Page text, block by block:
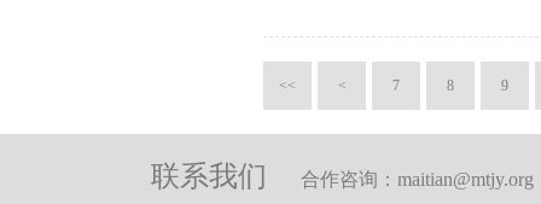
<< < 7 8 9
联系我们 合作咨询：maitian@mtjy.org